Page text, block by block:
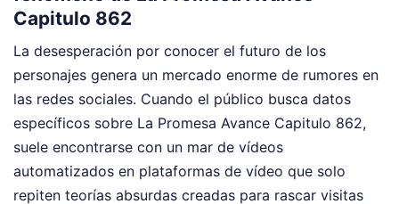
Capitulo 862
La desesperación por conocer el futuro de los
personajes genera un mercado enorme de rumores en
las redes sociales. Cuando el público busca datos
específicos sobre La Promesa Avance Capitulo 862,
suele encontrarse con un mar de vídeos
automatizados en plataformas de vídeo que solo
repiten teorías absurdas creadas para rascar visitas